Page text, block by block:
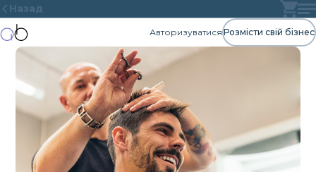
Назад
Авторизуватися Розмісти свій бізнес